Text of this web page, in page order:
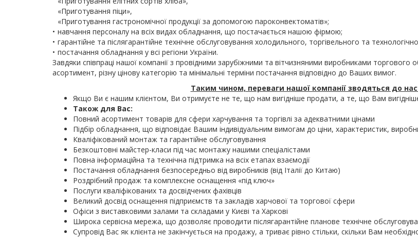
«Приготування піци»,
«Приготування гастрономічної продукції за допомогою пароконвектоматів»;
• навчання персоналу на всіх видах обладнання, що постачається нашою фірмою;
• гарантійне та післягарантійне технічне обслуговування холодильного, торгівельного та
• постачання обладнання у всі регіони України.
Завдяки співпраці нашої компанії з провідними зарубіжними та вітчизняними виробниками
асортимент, різну цінову категорію та мінімальні терміни постачання відповідно до Ваших вимог.
Таким чином, переваги нашої компанії зводяться до
Якщо Ви є нашим клієнтом, Ви отримуєте не те, що нам вигідніше продати, а те, що Вам
Також для Вас:
Повний асортимент товарів для сфери харчування та торгівлі за адекватними цінами
Підбір обладнання, що відповідає Вашим індивідуальним вимогам до ціни, характеристик,
Кваліфікований монтаж та гарантійне обслуговування
Безкоштовні майстер-класи під час монтажу нашими спеціалістами
Повна інформаційна та технічна підтримка на всіх етапах взаємодії
Постачання обладнання безпосередньо від виробників (від Італії до Китаю)
Роздрібний продаж та комплексне оснащення «під ключ»
Послуги кваліфікованих та досвідчених фахівців
Великий досвід оснащення підприємств та закладів харчової та торгової сфери
Офіси з виставковими залами та складами у Києві та Харкові
Широка сервісна мережа, що дозволяє проводити післягарантійне планове технічне
Супровід Вас як клієнта не закінчується на продажу, а триває рівно стільки, скільки Вам